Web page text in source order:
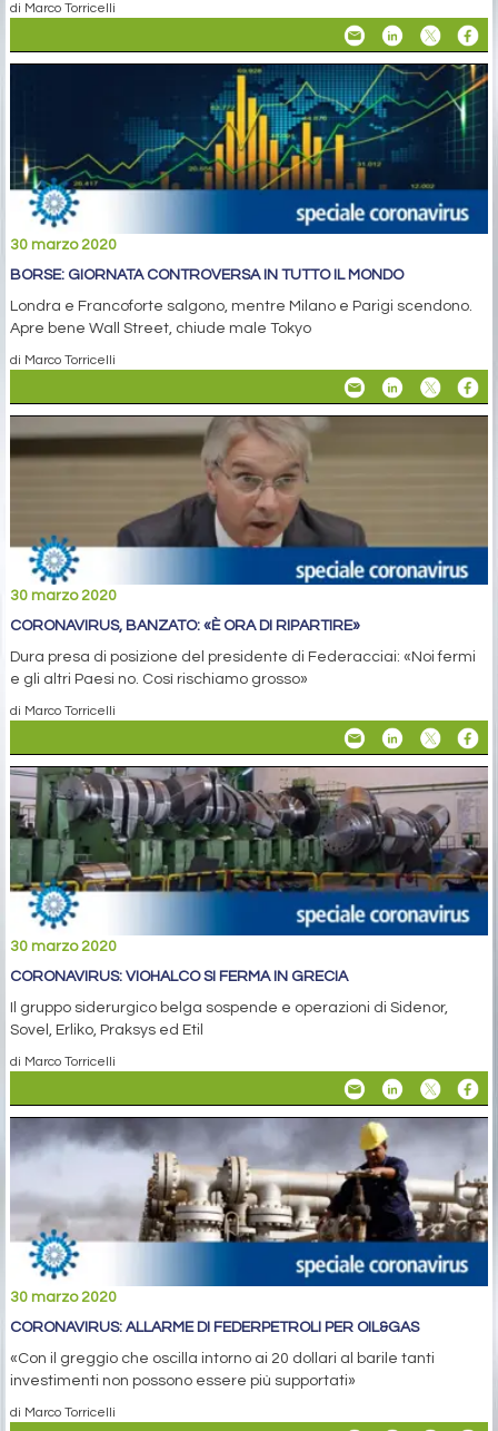
di Marco Torricelli
30 marzo 2020
BORSE: GIORNATA CONTROVERSA IN TUTTO IL MONDO
Londra e Francoforte salgono, mentre Milano e Parigi scendono.
Apre bene Wall Street, chiude male Tokyo
di Marco Torricelli
30 marzo 2020
CORONAVIRUS, BANZATO: «È ORA DI RIPARTIRE»
Dura presa di posizione del presidente di Federacciai: «Noi fermi
e gli altri Paesi no. Così rischiamo grosso»
di Marco Torricelli
30 marzo 2020
CORONAVIRUS: VIOHALCO SI FERMA IN GRECIA
Il gruppo siderurgico belga sospende e operazioni di Sidenor,
Sovel, Erliko, Praksys ed Etil
di Marco Torricelli
30 marzo 2020
CORONAVIRUS: ALLARME DI FEDERPETROLI PER OIL&GAS
«Con il greggio che oscilla intorno ai 20 dollari al barile tanti
investimenti non possono essere più supportati»
di Marco Torricelli